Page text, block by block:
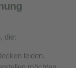
die:
leiden.